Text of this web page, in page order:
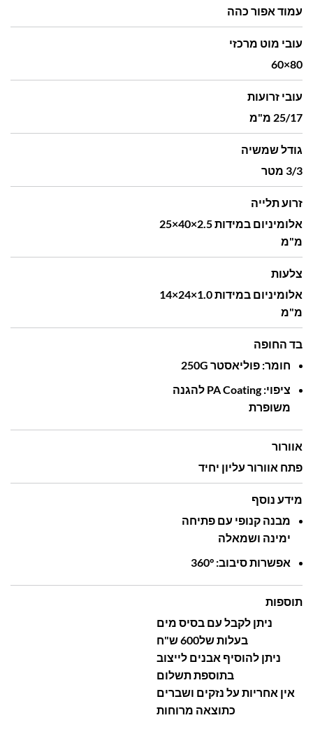
עמוד אפור כהה
עובי מוט מרכזי
80×60
עובי זרועות
25/17 מ"מ
גודל שמשיה
3/3 מטר
זרוע תלייה
אלומיניום במידות ‎ 25×40×2.5
מ"מ
צלעות
אלומיניום במידות ‎ 14×24×1.0
מ"מ
בד החופה
חומר: פוליאסטר ‎ 250G‎
ציפוי: ‎
PACoating‎
להגנה
משופרת
אוורור
פתח אוורור עליון יחיד
מידע נוסף
מבנה קנופי עם פתיחה
ימינה ושמאלה
אפשרותסיבוב: ‎ 360°‎
תוספות
ניתן לקבל עם בסיס מים
בעלות של600 ש"ח
ניתן להוסיף אבנים לייצוב
בתוספת תשלום
אין אחריות על נזקים ושברים
כתוצאה מרוחות